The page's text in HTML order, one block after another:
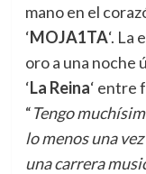
mano en el
‘MOJA1TA‘. La
oro a una noche
‘La Reina‘ entre
“Tengo
lo menos una
una carrera